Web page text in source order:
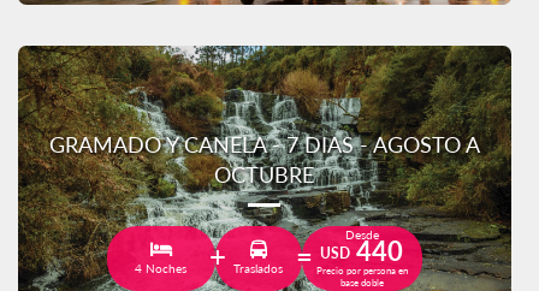
GRAMADO Y CANELA - 7 DIAS - AGOSTO A
OCTUBRE
4 Noches Traslados
Desde
USD 440
Precio por persona en
base doble